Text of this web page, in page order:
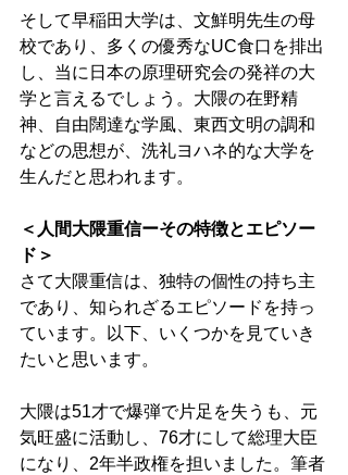
そして早稲田大学は、文鮮明先生の母
校であり、多くの優秀なUC食口を排出
し、当に日本の原理研究会の発祥の大
学と言えるでしょう。大隈の在野精
神、自由闊達な学風、東西文明の調和
などの思想が、洗礼ヨハネ的な大学を
生んだと思われます。
＜人間大隈重信ーその特徴とエピソー
ド＞
さて大隈重信は、独特の個性の持ち主
であり、知られざるエピソードを持っ
ています。以下、いくつかを見ていき
たいと思います。
大隈は51才で爆弾で片足を失うも、元
気旺盛に活動し、76才にして総理大臣
になり、2年半政権を担いました。筆者